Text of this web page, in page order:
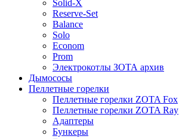
Solid-X
Reserve-Set
Balance
Solo
Econom
Prom
Электрокотлы ЗОТА архив
Дымососы
Пеллетные горелки
Пеллетные горелки ZOTA Fox
Пеллетные горелки ZOTA Ray
Адаптеры
Бункеры